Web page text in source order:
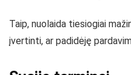
Taip, nuolaida tiesiogiai
įvertinti, ar padidėję